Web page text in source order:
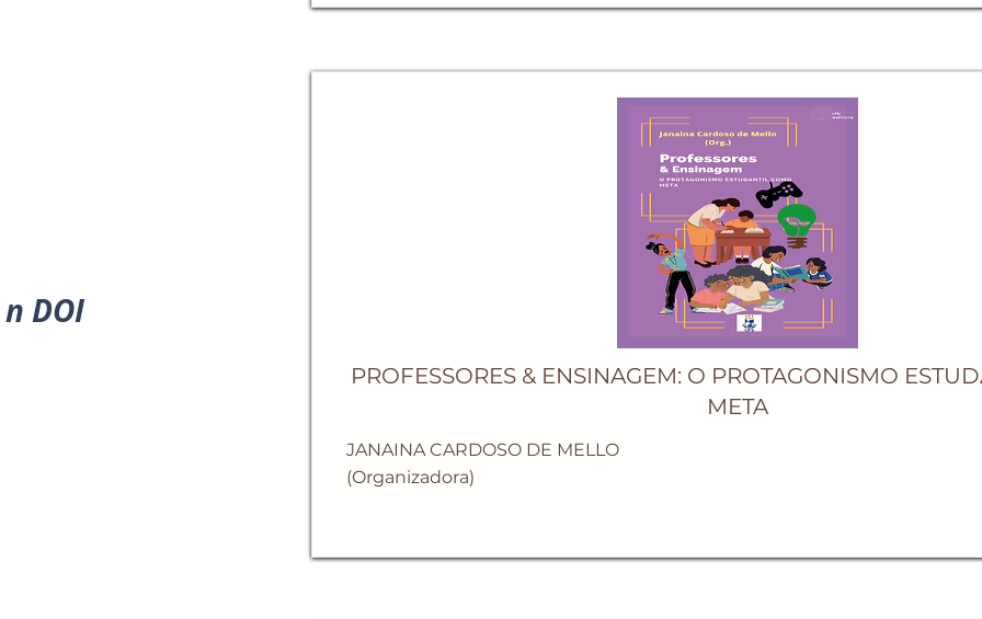
n DOI
PROFESSORES & ENSINAGEM: O PROTAGONISMO
META
JANAINA CARDOSO DE MELLO
(Organizadora)